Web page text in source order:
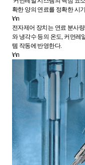
확한 양의 연료를 정확한 시
\r\n
전자제어 장치는 연료 분사
와 냉각수 등의 온도, 커먼레
템 작동에 반영한다.
\r\n